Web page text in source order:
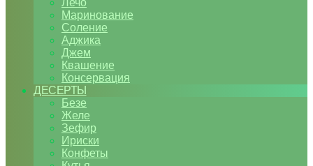
Лечо
Маринование
Соление
Аджика
Джем
Квашение
Консервация
ДЕСЕРТЫ
Безе
Желе
Зефир
Ириски
Конфеты